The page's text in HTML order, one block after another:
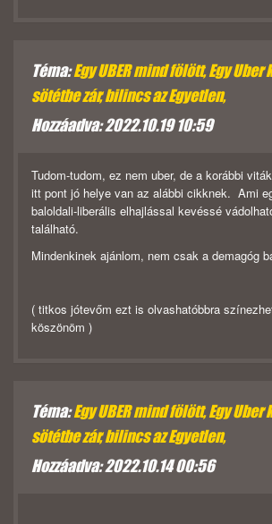
Téma:Egy UBER mind fölött, Egy Uber
sötétbe zár, bilincs az Egyetlen,
Hozzáadva: 2022.10.19 10:59
Tudom-tudom, ez nem uber, de a korábbi
itt pont jó helye van az alábbi cikknek. Ami
baloldali-liberális elhajlással kevéssé
található.
Mindenkinek ajánlom, nem csak a demagóg
( titkos jótevőm ezt is olvashatóbbra
köszönöm )
Téma:Egy UBER mind fölött, Egy Uber
sötétbe zár, bilincs az Egyetlen,
Hozzáadva: 2022.10.14 00:56